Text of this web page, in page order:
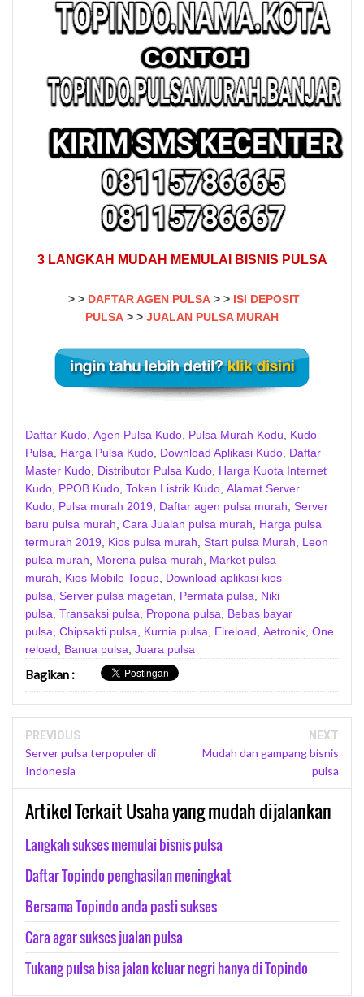
3 LANGKAH MUDAH MEMULAI BISNIS PULSA
> > DAFTAR AGEN PULSA> > ISI DEPOSIT
PULSA > > JUALAN PULSA MURAH
Daftar Kudo Agen Pulsa Kudo Pulsa Murah Kodu
Kudo
Pulsa
Harga Pulsa Kudo Download Aplikasi Kudo Daftar
Master Kudo Distributor Pulsa Kudo Harga Kuota Internet
Kudo PPOB Kudo Token Listrik Kudo Alamat Server
Kudo Pulsa murah 2019 Daftar agen pulsa murah Server
baru pulsa murah Cara Jualan pulsa murah
Harga pulsa
termurah 2019
Kios pulsa murah Start pulsa Murah
Leon
pulsa murah
Morena pulsa murah
Market pulsa
murah
Kios Mobile Topup Download aplikasi kios
pulsa Server pulsa magetan Permata pulsa
Niki
pulsa Transaksi pulsa Propona pulsa
Bebas bayar
pulsa Chipsakti pulsa Kurnia pulsa Elreload Aetronik One
reload
Banua pulsa Juara pulsa
Bagikan :
PREVIOUS
Server pulsa terpopuler di
Indonesia
NEXT
Mudah dan gampang bisnis
pulsa
Artikel Terkait Usaha yang mudah dijalankan
Langkah sukses memulai bisnis pulsa
Daftar Topindo penghasilan meningkat
Bersama Topindo anda pasti sukses
Cara agar sukses jualan pulsa
Tukang pulsa bisa jalan keluar negri hanya di Topindo